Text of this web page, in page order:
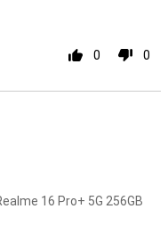
0 0
16 Pro+ 5G 256GB